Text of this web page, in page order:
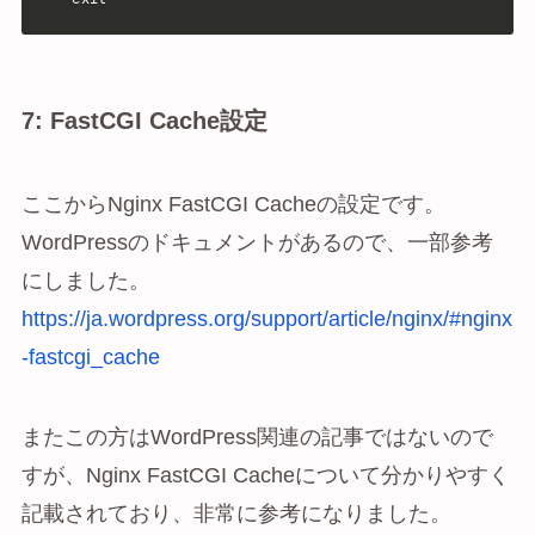
7: FastCGI Cache設定
ここからNginx FastCGI Cacheの設定です。
WordPressのドキュメントがあるので、一部参考
にしました。
https://ja.wordpress.org/support/article/nginx/#nginx
-fastcgi_cache
またこの方はWordPress関連の記事ではないので
すが、Nginx FastCGI Cacheについて分かりやすく
記載されており、非常に参考になりました。